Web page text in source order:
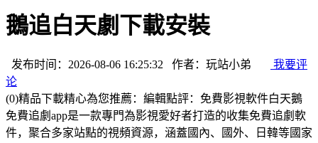
鵝追白天劇下載安裝
发布时间：2026-08-06 16:25:32 作者：玩站小弟
我要评
论
(0)精品下載精心為您推薦：編輯點評：免費影視軟件白天鵝
免費追劇app是一款專門為影視愛好者打造的收集免費追劇軟
件，聚合多家站點的視頻資源，涵蓋國內、國外、日韓等國家